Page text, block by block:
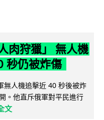
肉狩獵」 無人機
秒仍被炸傷
無人機追擊近 40 秒後被炸
。他直斥俄軍對平民進行
文